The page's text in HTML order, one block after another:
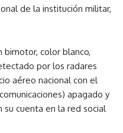
de la institución militar,
bimotor, color blanco,
por los radares
aéreo nacional con el
apagado y
cuenta en la red social